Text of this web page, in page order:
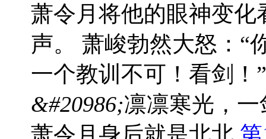
萧令月将他的眼神变
声。 萧峻勃然大怒：“
一个教训不可！看剑！
&#20986;凛凛寒光，